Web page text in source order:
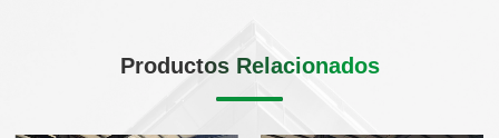
Productos Relacionados